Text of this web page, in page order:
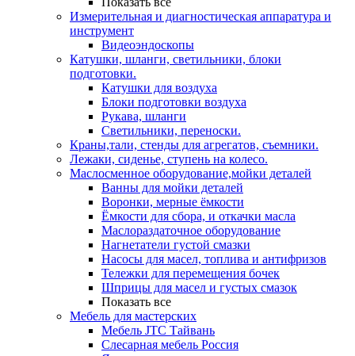
Измерительная и диагностическая аппаратура и
инструмент
Видеоэндоскопы
Катушки, шланги, светильники, блоки
подготовки.
Катушки для воздуха
Блоки подготовки воздуха
Рукава, шланги
Светильники, переноски.
Краны,тали, стенды для агрегатов, съемники.
Лежаки, сиденье, ступень на колесо.
Маслосменное оборудование,мойки деталей
Ванны для мойки деталей
Воронки, мерные ёмкости
Ёмкости для сбора, и откачки масла
Маслораздаточное оборудование
Нагнетатели густой смазки
Насосы для масел, топлива и антифризов
Тележки для перемещения бочек
Шприцы для масел и густых смазок
Показать все
Мебель для мастерских
Мебель JTC Тайвань
Слесарная мебель Россия